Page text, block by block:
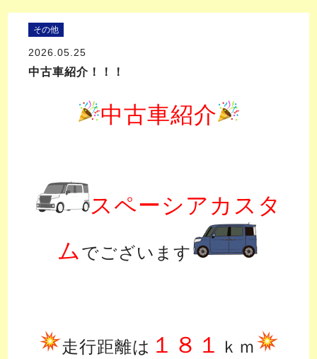
その他
2026.05.25
中古車紹介！！！
中古車紹介
スペーシアカスタ
ム でございます
走行距離は １８１ ｋｍ